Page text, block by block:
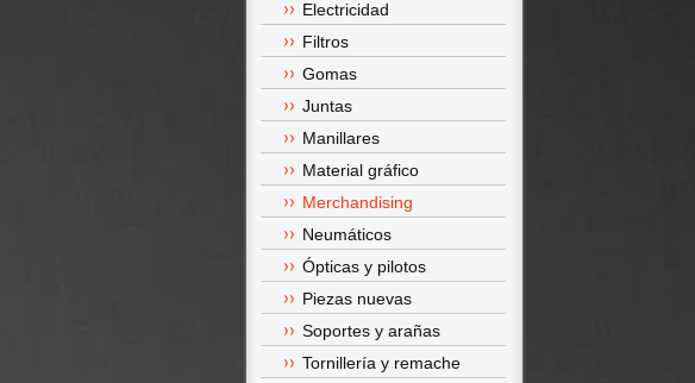
Electricidad
Filtros
Gomas
Juntas
Manillares
Material gráfico
Merchandising
Neumáticos
Ópticas y pilotos
Piezas nuevas
Soportes y arañas
Tornillería y remache